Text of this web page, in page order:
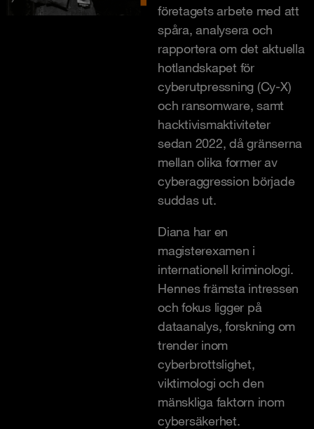
företagets arbete med att
spåra, analysera och
rapportera om det aktuella
hotlandskapet för
cyberutpressning (Cy-X)
och ransomware, samt
hacktivismaktiviteter
sedan 2022, då gränserna
mellan olika former av
cyberaggression började
suddas ut.
Diana har en
magisterexamen i
internationell kriminologi.
Hennes främsta intressen
och fokus ligger på
dataanalys, forskning om
trender inom
cyberbrottslighet,
viktimologi och den
mänskliga faktorn inom
cybersäkerhet.